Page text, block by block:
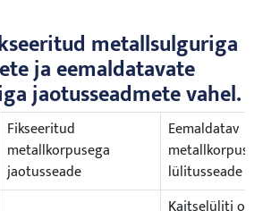
metallsulguriga
ja eemaldatavate
jaotusseadmete vahel.
Fikseeritud
metallkorpusega
jaotusseade
Eemaldatav
lülitusseade